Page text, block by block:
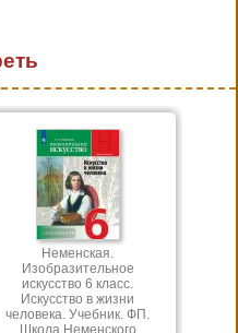
Неменская.
Изобразительное
искусство 6 класс.
Искусство в жизни
человека. Учебник. ФП.
Школа Неменского